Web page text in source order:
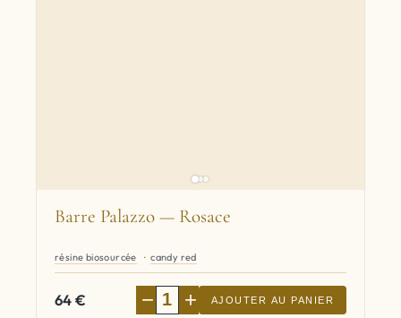
Barre Palazzo — Rosace
résine biosourcée candy red
64€ − + AJOUTER AU PANIER